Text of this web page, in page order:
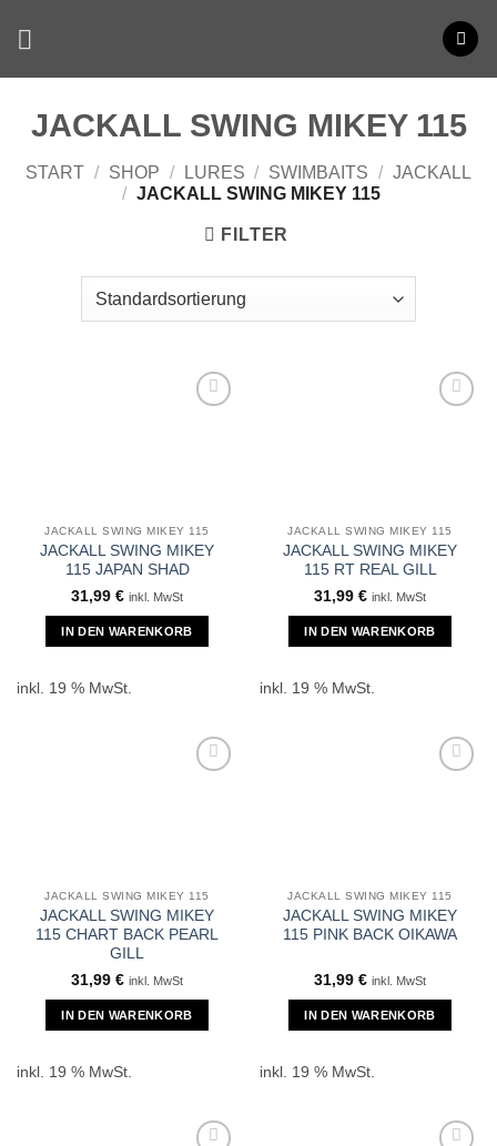
JACKALL SWING MIKEY 115
START / SHOP / LURES / SWIMBAITS / JACKALL
/ JACKALL SWING MIKEY 115
FILTER
JACKALL SWING MIKEY 115
JACKALL SWING MIKEY
115 JAPAN SHAD
31,99 € inkl. MwSt
IN DEN WARENKORB
inkl. 19 % MwSt.
JACKALL SWING MIKEY 115
JACKALL SWING MIKEY
115 RT REAL GILL
31,99 € inkl. MwSt
IN DEN WARENKORB
inkl. 19 % MwSt.
JACKALL SWING MIKEY 115
JACKALL SWING MIKEY
115 CHART BACK PEARL
GILL
31,99 € inkl. MwSt
IN DEN WARENKORB
inkl. 19 % MwSt.
JACKALL SWING MIKEY 115
JACKALL SWING MIKEY
115 PINK BACK OIKAWA
31,99 € inkl. MwSt
IN DEN WARENKORB
inkl. 19 % MwSt.